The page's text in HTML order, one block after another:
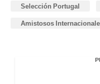
Selección Portugal
Amistosos